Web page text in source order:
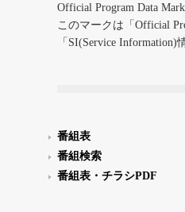
Official Program Data
このマークは「Official
「SI(Service
番組表
番組検索
番組表・チラシPDF